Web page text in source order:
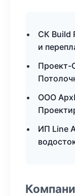
СК Build
и
Проект-
ООО
ИП Line